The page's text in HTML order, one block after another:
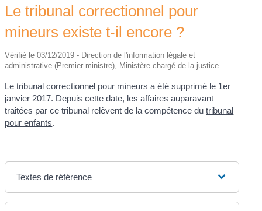
Le tribunal correctionnel pour
mineurs existe t-il encore ?
Vérifié le 03/12/2019 - Direction de l'information légale et
administrative (Premier ministre), Ministère chargé de la justice
Le tribunal correctionnel pour mineurs a été supprimé le 1er
janvier 2017. Depuis cette date, les affaires auparavant
traitées par ce tribunal relèvent de la compétence dutribunal
pour enfants.
Textes de référence